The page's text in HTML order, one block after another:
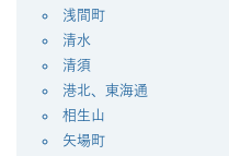
浅間町
清水
清須
港北、東海通
相生山
矢場町